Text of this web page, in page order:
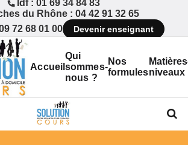
Idf : 01 69 34 84 83
du Rhône : 04 42 91 32 65
72 68 01 00
Devenir enseignant
Accueil
Qui
sommes-
nous ?
Nos
formulesniveaux